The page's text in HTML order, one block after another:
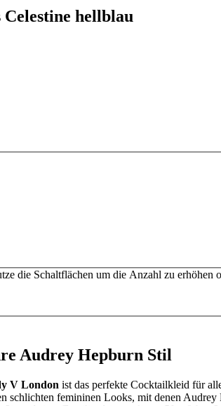
hellblau
die Schaltflächen um die Anzahl zu erhöhen
Audrey Hepburn Stil
V London ist das perfekte Cocktailkleid für
schlichten femininen Looks, mit denen